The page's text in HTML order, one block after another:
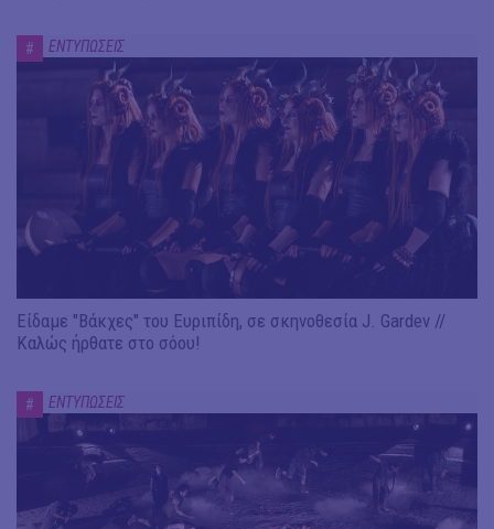
# ΕΝΤΥΠΩΣΕΙΣ
Είδαμε "Βάκχες" του Ευριπίδη, σε σκηνοθεσία J. Gardev //
Καλώς ήρθατε στο σόου!
# ΕΝΤΥΠΩΣΕΙΣ